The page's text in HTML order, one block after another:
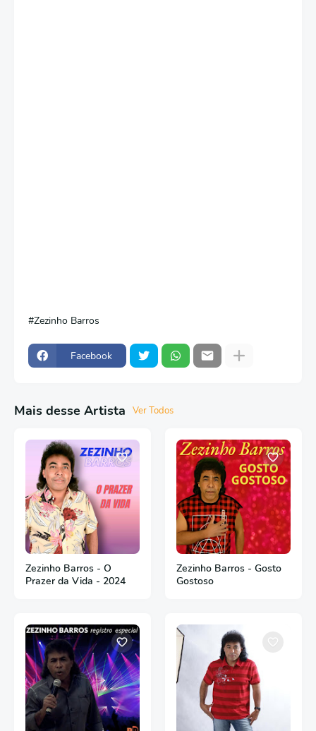
Zezinho Barros
Facebook
Mais desse Artista Ver Todos
Zezinho Barros - O
Prazer da Vida - 2024
Zezinho Barros - Gosto
Gostoso